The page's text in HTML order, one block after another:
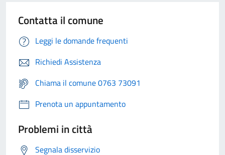
Contatta il comune
Leggi le domande frequenti
Richiedi Assistenza
Chiama il comune 0763 73091
Prenota un appuntamento
Problemi in città
Segnala disservizio